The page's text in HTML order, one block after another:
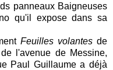
panneaux Baigneuses
qu'il expose dans sa
Feuilles volantesde
l'avenue de Messine,
Paul Guillaume a déjà